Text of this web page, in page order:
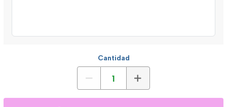
Cantidad